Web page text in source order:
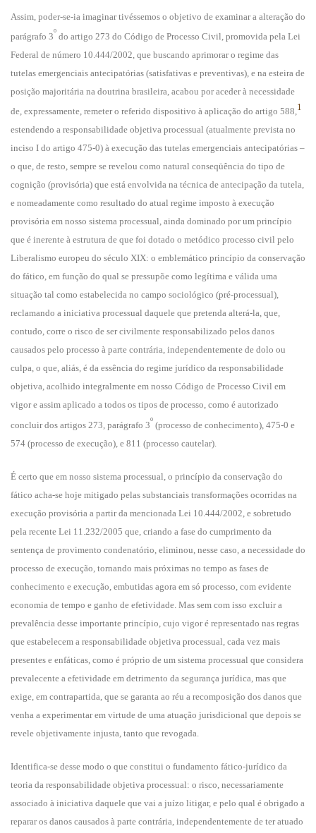
Assim, poder-se-ia imaginar tivéssemos o objetivo de examinar a alteração do
parágrafo 3º do artigo 273 do Código de Processo Civil, promovida pela Lei
Federal de número 10.444/2002, que buscando aprimorar o regime das
tutelas emergenciais antecipatórias (satisfativas e preventivas), e na esteira de
posição majoritária na doutrina brasileira, acabou por aceder à necessidade
de, expressamente, remeter o referido dispositivo à aplicação do artigo 588,1
estendendo a responsabilidade objetiva processual (atualmente prevista no
inciso I do artigo 475-0) à execução das tutelas emergenciais antecipatórias –
o que, de resto, sempre se revelou como natural conseqüência do tipo de
cognição (provisória) que está envolvida na técnica de antecipação da tutela,
e nomeadamente como resultado do atual regime imposto à execução
provisória em nosso sistema processual, ainda dominado por um princípio
que é inerente à estrutura de que foi dotado o metódico processo civil pelo
Liberalismo europeu do século XIX: o emblemático princípio da conservação
do fático, em função do qual se pressupõe como legítima e válida uma
situação tal como estabelecida no campo sociológico (pré-processual),
reclamando a iniciativa processual daquele que pretenda alterá-la, que,
contudo, corre o risco de ser civilmente responsabilizado pelos danos
causados pelo processo à parte contrária, independentemente de dolo ou
culpa, o que, aliás, é da essência do regime jurídico da responsabilidade
objetiva, acolhido integralmente em nosso Código de Processo Civil em
vigor e assim aplicado a todos os tipos de processo, como é autorizado
concluir dos artigos 273, parágrafo 3º (processo de conhecimento), 475-0 e
574 (processo de execução), e 811 (processo cautelar).
É certo que em nosso sistema processual, o princípio da conservação do
fático acha-se hoje mitigado pelas substanciais transformações ocorridas na
execução provisória a partir da mencionada Lei 10.444/2002, e sobretudo
pela recente Lei 11.232/2005 que, criando a fase do cumprimento da
sentença de provimento condenatório, eliminou, nesse caso, a necessidade do
processo de execução, tornando mais próximas no tempo as fases de
conhecimento e execução, embutidas agora em só processo, com evidente
economia de tempo e ganho de efetividade. Mas sem com isso excluir a
prevalência desse importante princípio, cujo vigor é representado nas regras
que estabelecem a responsabilidade objetiva processual, cada vez mais
presentes e enfáticas, como é próprio de um sistema processual que considera
prevalecente a efetividade em detrimento da segurança jurídica, mas que
exige, em contrapartida, que se garanta ao réu a recomposição dos danos que
venha a experimentar em virtude de uma atuação jurisdicional que depois se
revele objetivamente injusta, tanto que revogada.
Identifica-se desse modo o que constitui o fundamento fático-jurídico da
teoria da responsabilidade objetiva processual: o risco, necessariamente
associado à iniciativa daquele que vai a juízo litigar, e pelo qual é obrigado a
reparar os danos causados à parte contrária, independentemente de ter atuado